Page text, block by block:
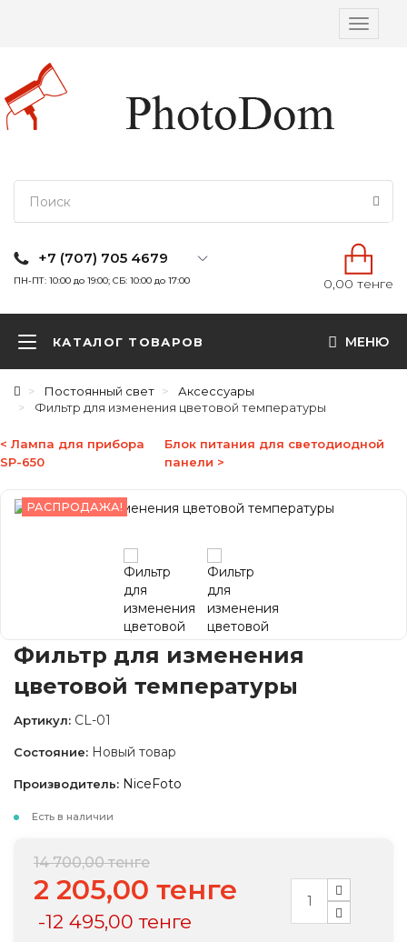
Вкл/
+7 (707) 705 4679
ПН-ПТ: 10:00 до 19:00; СБ: 10:00 до 17:00 0,00 тенге
КАТАЛОГ ТОВАРОВ МЕНЮ
Постоянный свет
Аксессуары
Фильтр для изменения цветовой температуры
< Лампа для прибора
SP-650
Блок питания для светодиодной
панели >
РАСПРОДАЖА!
Фильтр для изменения
цветовой температуры
Артикул: CL-01
Состояние: Новый товар
Производитель: NiceFoto
Есть в наличии
14 700,00 тенге
2 205,00 тенге
-12 495,00 тенге